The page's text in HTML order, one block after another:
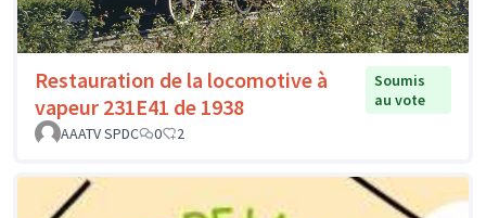
Restauration de la locomotive à
vapeur 231E41 de 1938
Soumis
au vote
AAATV SPDC
0 2